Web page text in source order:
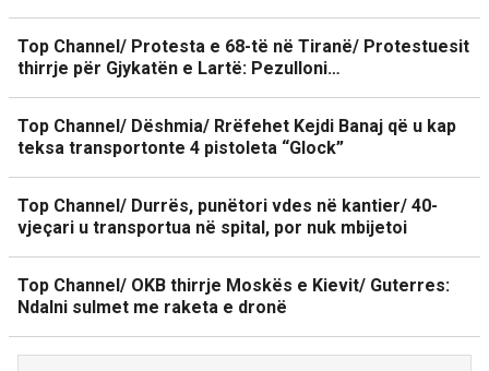
Top Channel/ Protesta e 68-të në Tiranë/ Protestuesit
thirrje për Gjykatën e Lartë: Pezulloni…
Top Channel/ Dëshmia/ Rrëfehet Kejdi Banaj që u kap
teksa transportonte 4 pistoleta “Glock”
Top Channel/ Durrës, punëtori vdes në kantier/ 40-
vjeçari u transportua në spital, por nuk mbijetoi
Top Channel/ OKB thirrje Moskës e Kievit/ Guterres:
Ndalni sulmet me raketa e dronë